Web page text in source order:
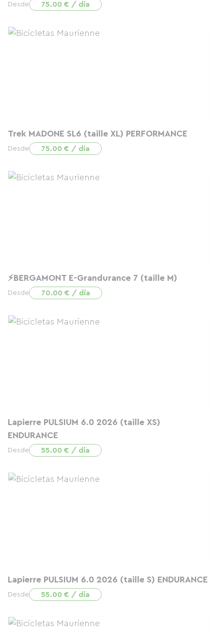
Desde 75.00 € / día
Trek MADONE SL6 (taille XL) PERFORMANCE
Desde 75.00 € / día
⚡BERGAMONT E-Grandurance 7 (taille M)
Desde 70.00 € / día
Lapierre PULSIUM 6.0 2026 (taille XS)
ENDURANCE
Desde 55.00 € / día
Lapierre PULSIUM 6.0 2026 (taille S) ENDURANCE
Desde 55.00 € / día